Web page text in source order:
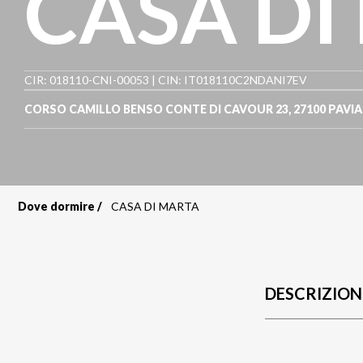
CIR: 018110-CNI-00053 | CIN: IT018110C2NDANI7EV
CORSO CAMILLO BENSO CONTE DI CAVOUR 23, 27100 PAVIA
Dove dormire CASA DI MARTA